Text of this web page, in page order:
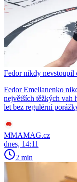
Fedor nikdy nevstoupil
Fedor Emelianenko
největších těžkých vah
let bez regulérní
MMAMAG.cz
dnes, 14:11
2 min